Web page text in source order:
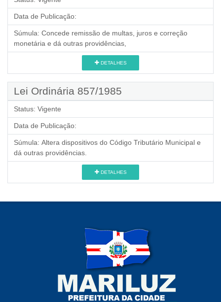
Data de Publicação:
Súmula: Concede remissão de multas, juros e correção
monetária e dá outras providências,
DETALHES
Lei Ordinária 857/1985
Status: Vigente
Data de Publicação:
Súmula: Altera dispositivos do Código Tributário Municipal e
dá outras providências.
DETALHES